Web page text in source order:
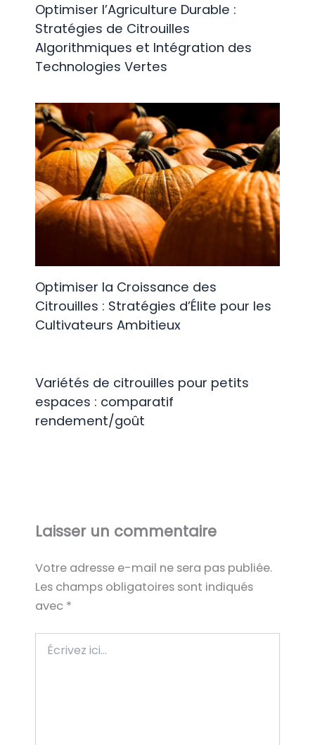
Optimiser l’Agriculture Durable :
Stratégies de Citrouilles
Algorithmiques et Intégration des
Technologies Vertes
Optimiser la Croissance des
Citrouilles : Stratégies d’Élite pour les
Cultivateurs Ambitieux
Variétés de citrouilles pour petits
espaces : comparatif
rendement/goût
Laisser un commentaire
Votre adresse e-mail ne sera pas publiée.
Les champs obligatoires sont indiqués
avec *
ici…